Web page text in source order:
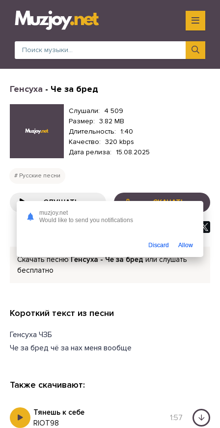
Генсуха - Че за бред
Слушали:
4 509
Размер: 3.82 MB
Длительность: 1:40
Качество: 320 kbps
Дата релиза: 15.08.2025
Русские песни
СЛУШАТЬ СКАЧАТЬ
Скачать песнюГенсуха - Че за бредили слушать
бесплатно
Короткий текст из песни
Генсуха ЧЗБ
Че за бред чё за нах меня вообще
Также скачивают:
Тянешь к себе
RIOT98
1:57
muzjoy.net
Would like to send you notifications
Discard Allow